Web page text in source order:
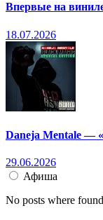
Впервые на
18.07.2026
Daneja Mentale —
29.06.2026
Афиша
No posts where found